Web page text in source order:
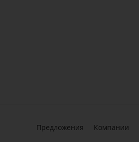
Предложения Компании